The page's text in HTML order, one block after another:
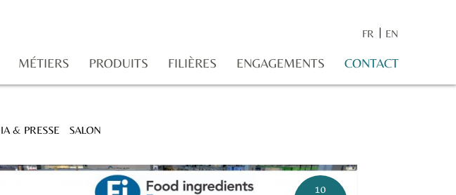
FR EN
MÉTIERS PRODUITS FILIÈRES ENGAGEMENTS CONTACT
& PRESSE SALON
10